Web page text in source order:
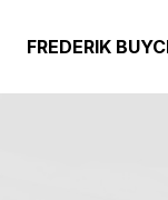
FREDERIK